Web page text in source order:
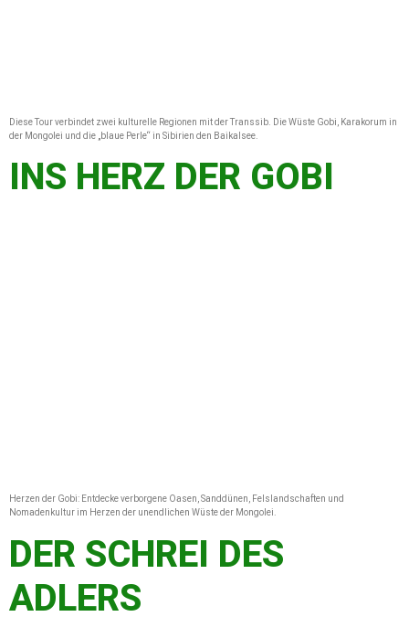
Diese Tour verbindet zwei kulturelle Regionen mit der Transsib. Die Wüste Gobi, Karakorum in
der Mongolei und die „blaue Perle“ in Sibirien den Baikalsee.
INS HERZ DER GOBI
Herzen der Gobi: Entdecke verborgene Oasen, Sanddünen, Felslandschaften und
Nomadenkultur im Herzen der unendlichen Wüste der Mongolei.
DER SCHREI DES
ADLERS